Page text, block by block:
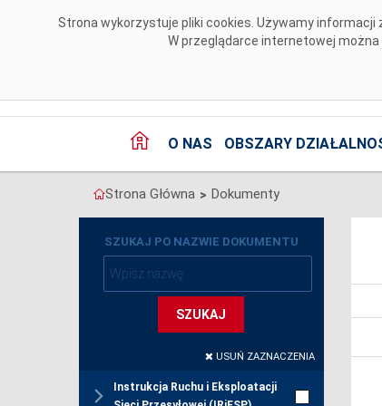
Strona wykorzystuje pliki cookies. Używamy
W przeglądarce internetowej
O NAS OBSZARY
Strona Główna > Dokumenty
SZUKAJ PO NAZWIE DOKUMENTU
SZUKAJ
USUŃ ZAZNACZENIA
Instrukcja Ruchu i Eksploatacji